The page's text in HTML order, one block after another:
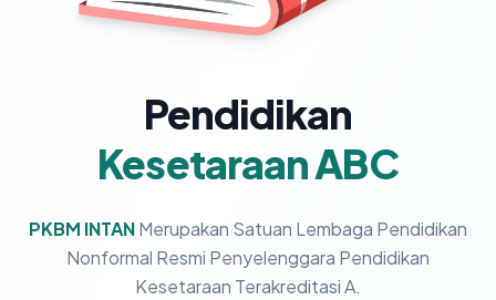
Pendidikan
Kesetaraan ABC
PKBM INTANMerupakan Satuan Lembaga Pendidikan
Nonformal Resmi Penyelenggara Pendidikan
Kesetaraan Terakreditasi A.